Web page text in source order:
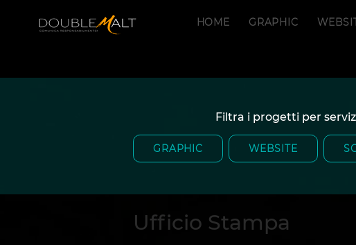
HOME GRAPHIC
Filtra i progetti per
GRAPHIC WEBSITE
Ufficio Stampa